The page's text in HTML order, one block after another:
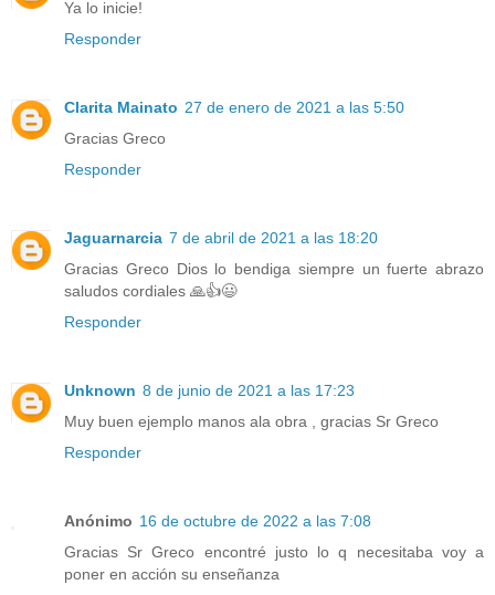
Ya lo inicie!
Responder
Clarita Mainato 27 de enero de 2021 a las 5:50
Gracias Greco
Responder
Jaguarnarcia 7 de abril de 2021 a las 18:20
Gracias Greco Dios lo bendiga siempre un fuerte abrazo
saludos cordiales 🙏👍😃
Responder
Unknown 8 de junio de 2021 a las 17:23
Muy buen ejemplo manos ala obra , gracias Sr Greco
Responder
Anónimo 16 de octubre de 2022 a las 7:08
Gracias Sr Greco encontré justo lo q necesitaba voy a
poner en acción su enseñanza